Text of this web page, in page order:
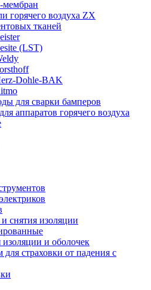
горячего воздуха ZX
тканей
(LST)
Dohle-BAK
для сварки бамперов
аппаратов горячего воздуха
снятия изоляции
и оболочек
страховки от падения с